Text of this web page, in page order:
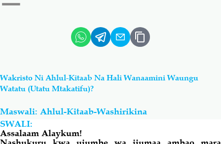
Hadiyth
Aqiydah
Shirki & Kufru Bid-'ah (Uzushi)
Wakristo Ni Ahlul-Kitaab Na Hali Wanaamini Waungu
Watatu (Utatu Mtakatifu)?
Maswali: Ahlul-Kitaab-Washirikina
SWALI:
Assalaam Alaykum!